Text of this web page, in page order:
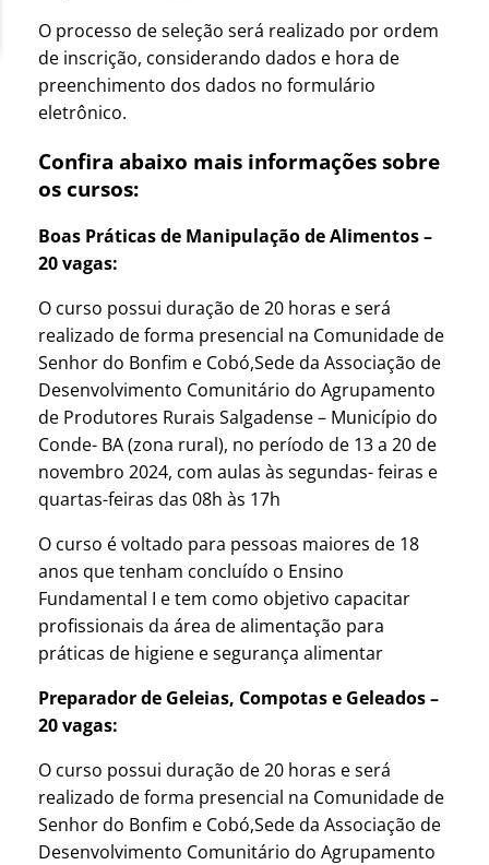
O processo de seleção será realizado por ordem
de inscrição, considerando dados e hora de
preenchimento dos dados no formulário
eletrônico.
Confira abaixo mais informações sobre
os cursos:
Boas Práticas de Manipulação de Alimentos –
20 vagas:
O curso possui duração de 20 horas e será
realizado de forma presencial na Comunidade de
Senhor do Bonfim e Cobó,Sede da Associação de
Desenvolvimento Comunitário do Agrupamento
de Produtores Rurais Salgadense – Município do
Conde- BA (zona rural), no período de 13 a 20 de
novembro 2024, com aulas às segundas- feiras e
quartas-feiras das 08h às 17h
O curso é voltado para pessoas maiores de 18
anos que tenham concluído o Ensino
Fundamental I e tem como objetivo capacitar
profissionais da área de alimentação para
práticas de higiene e segurança alimentar
Preparador de Geleias, Compotas e Geleados –
20 vagas:
O curso possui duração de 20 horas e será
realizado de forma presencial na Comunidade de
Senhor do Bonfim e Cobó,Sede da Associação de
Desenvolvimento Comunitário do Agrupamento